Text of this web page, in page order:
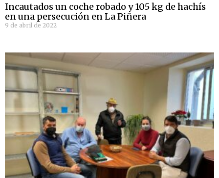
Incautados un coche robado y 105 kg de hachís
en una persecución en La Piñera
9 de abril de 2022